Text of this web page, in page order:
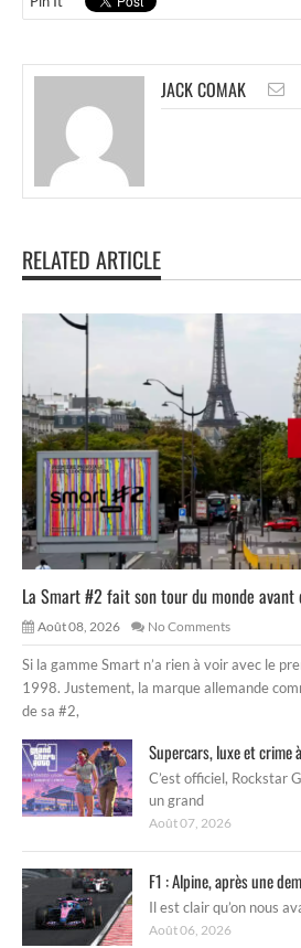
JACK COMAK
RELATED ARTICLE
La Smart #2 fait son tour du monde avant
Août 08, 2026 No Comments
Si la gamme Smart n’a rien à voir avec le
1998. Justement, la marque allemande
de sa #2,
Supercars, luxe et crime
C’est officiel, Rockstar
un grand
Août 07, 2026
F1 : Alpine, après une
Il est clair qu’on nous
Août 06, 2026